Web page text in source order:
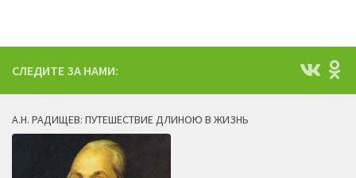
СЛЕДИТЕ ЗА НАМИ:
А.Н. РАДИЩЕВ: ПУТЕШЕСТВИЕ ДЛИНОЮ В ЖИЗНЬ